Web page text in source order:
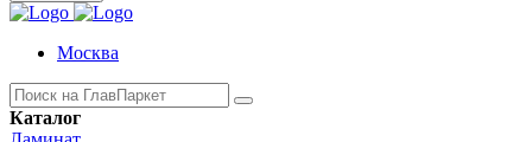
Москва
Каталог